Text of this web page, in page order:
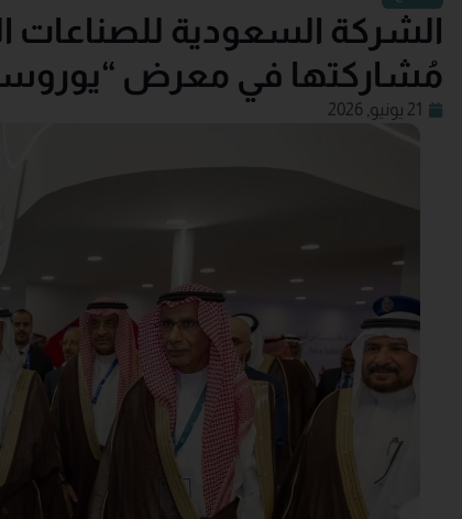
مُشاركتها في معرض
21 يونيو, 2026